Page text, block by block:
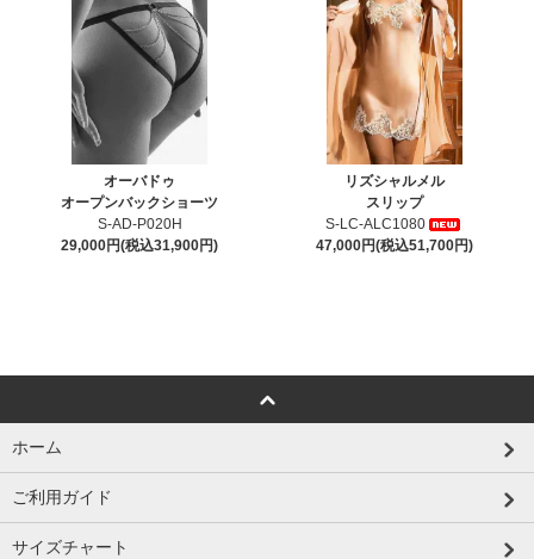
オーバドゥ
オープンバックショーツ
S-AD-P020H
29,000円(税込31,900円)
リズシャルメル
スリップ
S-LC-ALC1080
47,000円(税込51,700円)
ホーム
ご利用ガイド
サイズチャート